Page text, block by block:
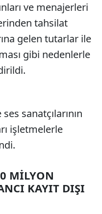
ve menajerleri
tahsilat
gelen tutarlar ile
gibi nedenlerle
sanatçılarının
işletmelerle
MİLYON
KAYIT DIŞI